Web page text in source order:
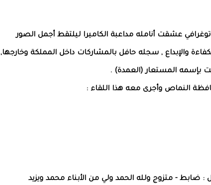
عشقت أنامله مداعبة الكاميرا ليلتقط أجمل الصور
والإبداع , سجله حافل بالمشاركات داخل المملكة وخارجها,
بإسمه المستعار (العمدة) .
النماص وأجرى معه هذا اللقاء :
: ضابط - متزوج ولله الحمد ولي من الأبناء محمد ويزيد